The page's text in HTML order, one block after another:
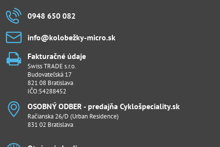
0948 650 082
info​@kolobežky-micro​.sk
Fakturačné údaje
Swiss TRADE s.r.o.
Budovateľská 17
821 08 Bratislava
IČO:54288452
OSOBNÝ ODBER - predajňa Cyklošpeciality​.sk
Račianska 26/D (Urban Residence)
831 02 Bratislava